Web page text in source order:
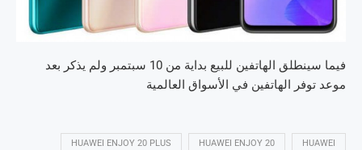
فيما سينطلق الهاتفين للبيع بداية من 10 سبتمبر ولم يذكر بعد
موعد توفر الهاتفين في الأسواق العالمية
HUAWEI
HUAWEI ENJOY 20
HUAWEI ENJOY 20 PLUS